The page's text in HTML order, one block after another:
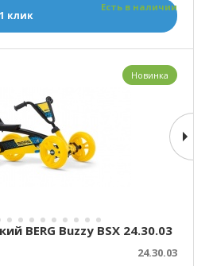
Есть в наличии
клик
BERG Buzzy BSX 24.30.03
24.30.03
Новинка